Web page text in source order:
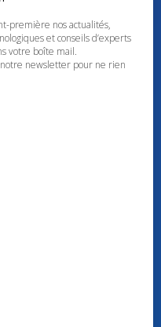
première nos actualités,
et conseils d’experts
votre boîte mail.
notre newsletter pour ne rien